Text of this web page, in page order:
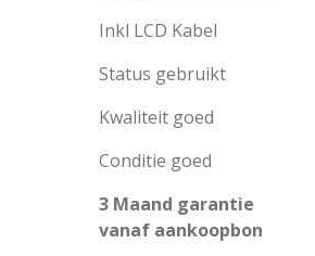
Inkl LCD Kabel
Status gebruikt
Kwaliteit goed
Conditie goed
3 Maand garantie
vanaf aankoopbon